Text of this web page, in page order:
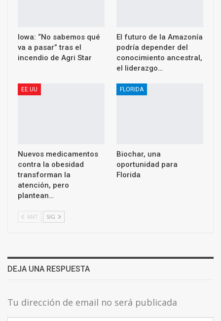
Iowa: “No sabemos qué
va a pasar” tras el
incendio de Agri Star
El futuro de la Amazonía
podría depender del
conocimiento ancestral,
el liderazgo…
EE.UU
Nuevos medicamentos
contra la obesidad
transforman la
atención, pero
plantean…
FLORIDA
Biochar, una
oportunidad para
Florida
ANT SIG
DEJA UNA RESPUESTA
Tu dirección de email no será publicada